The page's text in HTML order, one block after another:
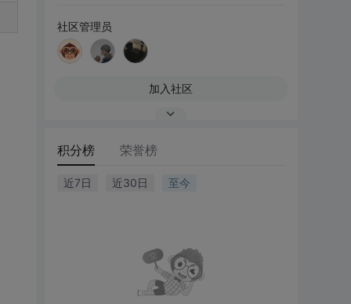
社区管理员
加入社区
积分榜 荣誉榜
近7日 近30日 至今